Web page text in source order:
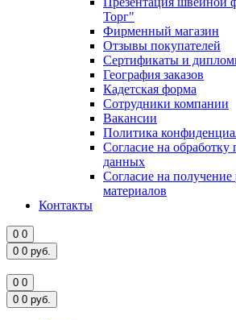
Торг"
Фирменный магазин
Отзывы покупателей
Сертификаты и
География заказов
Кадетская форма
Сотрудники компании
Вакансии
Политика
Согласие на обработку
данных
Согласие на
материалов
Контакты
0 0
0 0 руб.
0 0
0 0 руб.